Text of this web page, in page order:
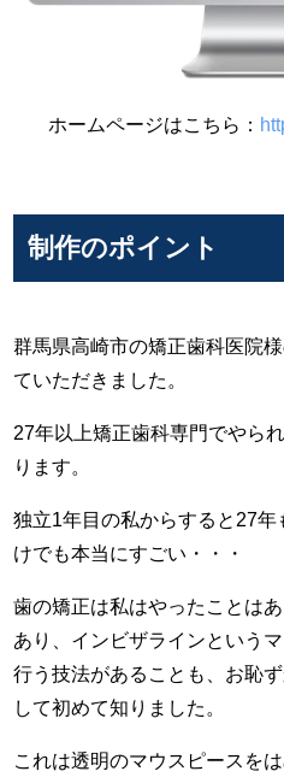
ホームページはこちら：
制作のポイント
群馬県高崎市の矯正歯科医院
ていただきました。
27年以上矯正歯科専門でやら
ります。
独立1年目の私からすると27
けでも本当にすごい・・・
歯の矯正は私はやったことは
あり、インビザラインという
行う技法があることも、お恥
して初めて知りました。
これは透明のマウスピースを